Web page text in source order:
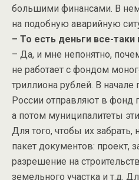
большими финансами. В
на подобную аварийную
– То есть деньги все-
– Да, и мне непонятно,
не работает с фондом
триллиона рублей. В начале
России отправляют в фонд
а потом муниципалитеты
Для того, чтобы их забрать,
пакет документов: проект,
разрешение на
земельного участка и т.д.